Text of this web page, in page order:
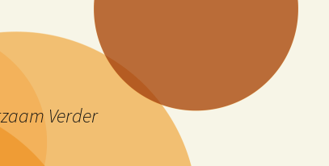
Verder